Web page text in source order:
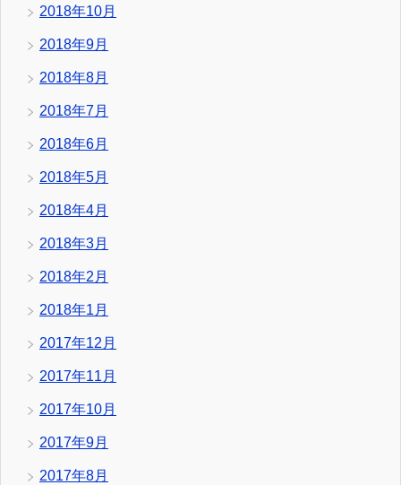
2018年10月
2018年9月
2018年8月
2018年7月
2018年6月
2018年5月
2018年4月
2018年3月
2018年2月
2018年1月
2017年12月
2017年11月
2017年10月
2017年9月
2017年8月